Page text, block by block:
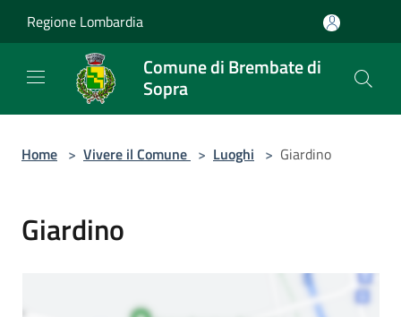
Regione Lombardia
Comune di Brembate di
Sopra
Home > Vivere il Comune > Luoghi > Giardino
Giardino